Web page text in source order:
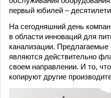
первый юбилей –
На сегодняшний день
в области инноваций для
канализации.
являются действительно
своем направлении. И то,
копируют другие